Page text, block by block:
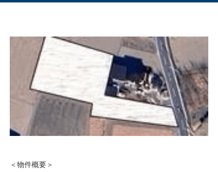
＜物件概要＞